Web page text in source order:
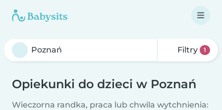
Filtry 1
Opiekunki do dzieci w Poznań
Wieczorna randka, praca lub chwila wytchnienia: